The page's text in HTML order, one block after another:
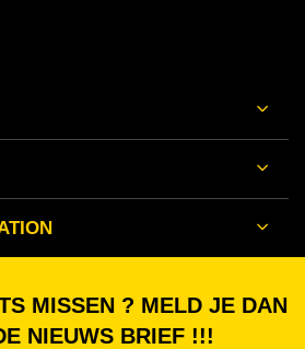
MISSEN ? MELD JE DAN
NIEUWS BRIEF !!!